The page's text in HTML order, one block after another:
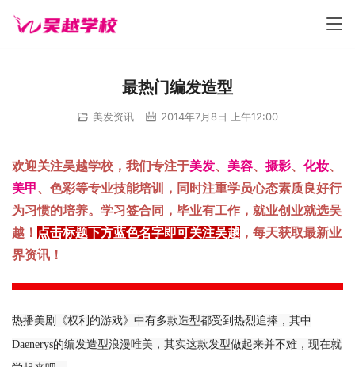
最热门编发造型
美发资讯 2014年7月8日 上午12:00
欢迎关注吴越学校，我们专注于美发、 美容、 摄影、 化妆、
美甲、色彩等专业技能培训，同时注重学员心态素质良好行
为习惯的培养。学习签合同，毕业有工作，就业创业就选吴
越！ 点击标题下方蓝色名字即可关注吴越 ，每天获取最新业
界资讯！
热播美剧《权利的游戏》中有多款造型都受到热烈追捧，其中
Daenerys的编发造型浪漫唯美，其实这款发型做起来并不难，现在就